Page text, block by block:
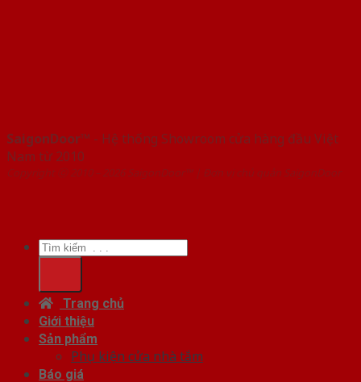
SaigonDoor™ - Hệ thống Showroom cửa hàng đầu Việt
Nam từ 2010
Copyright ⓒ 2010 – 2026 SaigonDoor™ | Đơn vị chủ quản SaigonDoor
Tìm
kiếm:
Trang chủ
Giới thiệu
Sản phẩm
Phụ kiện cửa nhà tắm
Báo giá